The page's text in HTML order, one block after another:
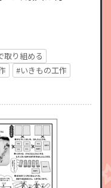
いでハエをおび
取り組める
#いきもの工作